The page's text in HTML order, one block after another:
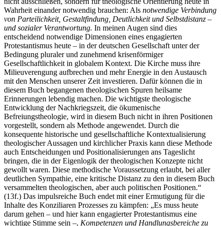
Wahrheit einander notwendig brauchen: Als notwendige Verbindung
von Parteilichkeit, Gestaltfindung, Deutlichkeit und Selbstdistanz –
und sozialer Verantwortung. In meinen Augen sind dies
entscheidend notwendige Dimensionen eines engagierten
Protestantismus heute – in der deutschen Gesellschaft unter der
Bedingung pluraler und zunehmend krisenförmiger
Gesellschaftlichkeit in globalem Kontext. Die Kirche muss ihre
Milieuverengung aufbrechen und mehr Energie in den Austausch
mit den Menschen unserer Zeit investieren. Dafür können die in
diesem Buch begangenen theologischen Spuren heilsame
Erinnerungen lebendig machen. Die wichtigste theologische
Entwicklung der Nachkriegszeit, die ökumenische
Befreiungstheologie, wird in diesem Buch nicht in ihren Positionen
vorgestellt, sondern als Methode angewendet. Durch die
konsequente historische und gesellschaftliche Kontextualisierung
theologischer Aussagen und kirchlicher Praxis kann diese Methode
auch Entscheidungen und Positionalisierungen ans Tageslicht
bringen, die in der Eigenlogik der theologischen Konzepte nicht
gewollt waren. Diese methodische Voraussetzung erlaubt, bei aller
deutlichen Sympathie, eine kritische Distanz zu den in diesem Buch
versammelten theologischen, aber auch politischen Positionen.“
(13f.) Das impulsreiche Buch endet mit einer Ermutigung für die
Inhalte des Konziliaren Prozesses zu kämpfen: „Es muss heute
darum gehen – und hier kann engagierter Protestantismus eine
wichtige Stimme sein –, Kompetenzen und Handlungsbereiche zu